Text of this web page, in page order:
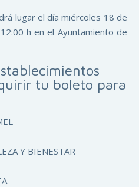
lugar el día miércoles 18 de
h en el Ayuntamiento de
tu boleto para
Y BIENESTAR